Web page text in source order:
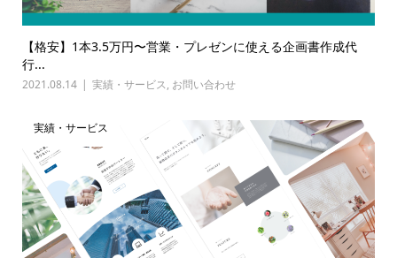
【格安】1本3.5万円〜営業・プレゼンに使える企画書作成代
行...
2021.08.14 実績・サービス, お問い合わせ
実績・サービス